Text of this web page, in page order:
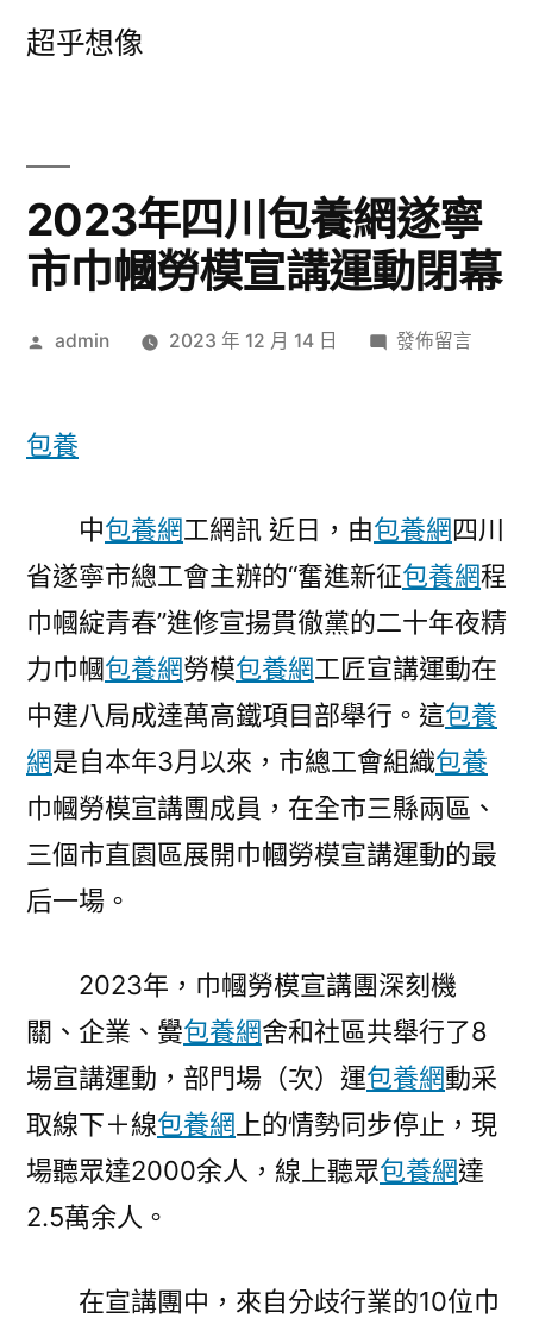
超乎想像
2023年四川包養網遂寧
市巾幗勞模宣講運動閉幕
作
admin 2023 年 12 月 14 日
在
養
網
遂
寧
市
巾
勞
模
宣
講
閉
幕〉
發佈留言
包養
中包養網工網訊 近日，由包養網四川
省遂寧市總工會主辦的“奮進新征包養網程
巾幗綻青春”進修宣揚貫徹黨的二十年夜精
力巾幗包養網勞模包養網工匠宣講運動在
中建八局成達萬高鐵項目部舉行。這包養
網是自本年3月以來，市總工會組織包養
巾幗勞模宣講團成員，在全市三縣兩區、
三個市直園區展開巾幗勞模宣講運動的最
后一場。
2023年，巾幗勞模宣講團深刻機
關、企業、黌包養網舍和社區共舉行了8
場宣講運動，部門場（次）運包養網動采
取線下＋線包養網 上的情勢同步停止，現
場聽眾達2000余人，線上聽眾包養網達
2.5萬余人。
在宣講團中，來自分歧行業的10位巾